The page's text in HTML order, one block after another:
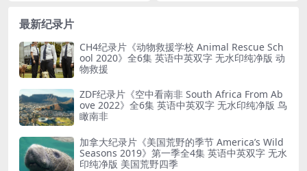
最新纪录片
CH4纪录片《动物救援学校 Animal Rescue Sch
ool 2020》全6集 英语中英双字 无水印纯净版 动
物救援
ZDF纪录片《空中看南非 South Africa From Ab
ove 2022》全6集 英语中英双字 无水印纯净版 鸟
瞰南非
加拿大纪录片《美国荒野的季节 America’s Wild
Seasons 2019》第一季全4集 英语中英双字 无水
印纯净版 美国荒野四季